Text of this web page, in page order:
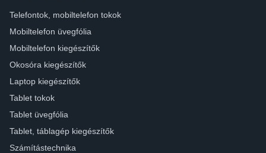
Telefontok, mobiltelefon tokok
Mobiltelefon üvegfólia
Mobiltelefon kiegészítők
Okosóra kiegészítők
Laptop kiegészítők
Tablet tokok
Tablet üvegfólia
Tablet, táblagép kiegészítők
Számítástechnika